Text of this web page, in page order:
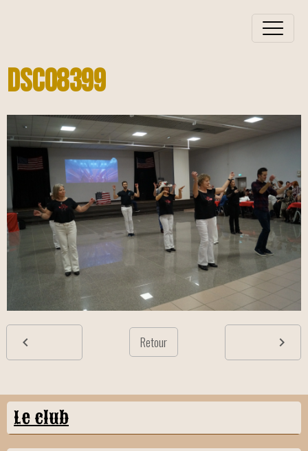
Dsc08399
Retour
Le club